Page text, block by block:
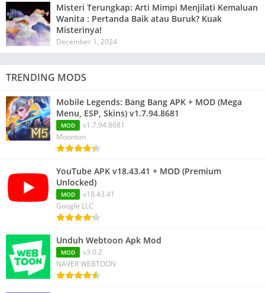
Misteri Terungkap: Arti Mimpi Menjilati Kemaluan
Wanita : Pertanda Baik atau Buruk? Kuak
Misterinya!
December 1, 2024
TRENDING MODS
Mobile Legends: Bang Bang APK + MOD (Mega
Menu, ESP, Skins) v1.7.94.8681
MOD
v1.7.94.8681
Moonton
YouTube APK v18.43.41 + MOD (Premium
Unlocked)
MOD
v18.43.41
Google LLC
Unduh Webtoon Apk Mod
MOD
v3.0.2
NAVER WEBTOON